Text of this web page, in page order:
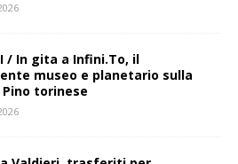
/ In gita a Infini.To, il
museo e planetario sulla
torinese